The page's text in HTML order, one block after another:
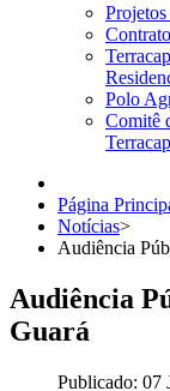
Polo
Comitê
Terracap
Página
Notícias>
Audiência
Audiência
Guará
Publicado: 07